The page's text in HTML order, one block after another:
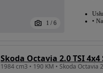
1 / 6
Skoda Octavia 2.0 TSI 4x4
1984 cm3 • 190 KM • Skoda Octavia